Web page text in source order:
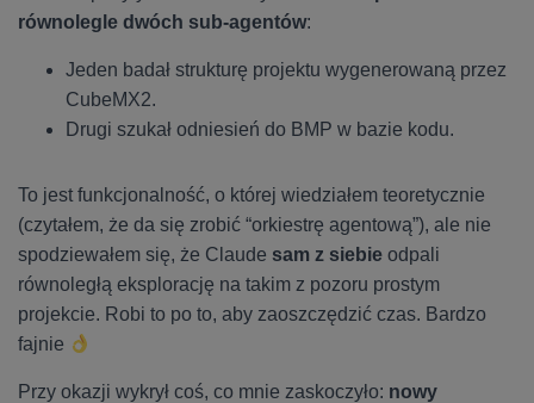
równolegle dwóch sub-agentów:
Jeden badał strukturę projektu wygenerowaną przez
CubeMX2.
Drugi szukał odniesień do BMP w bazie kodu.
To jest funkcjonalność, o której wiedziałem teoretycznie
(czytałem, że da się zrobić “orkiestrę agentową”), ale nie
spodziewałem się, że Claude sam z siebie odpali
równoległą eksplorację na takim z pozoru prostym
projekcie. Robi to po to, aby zaoszczędzić czas. Bardzo
fajnie
Przy okazji wykrył coś, co mnie zaskoczyło: nowy